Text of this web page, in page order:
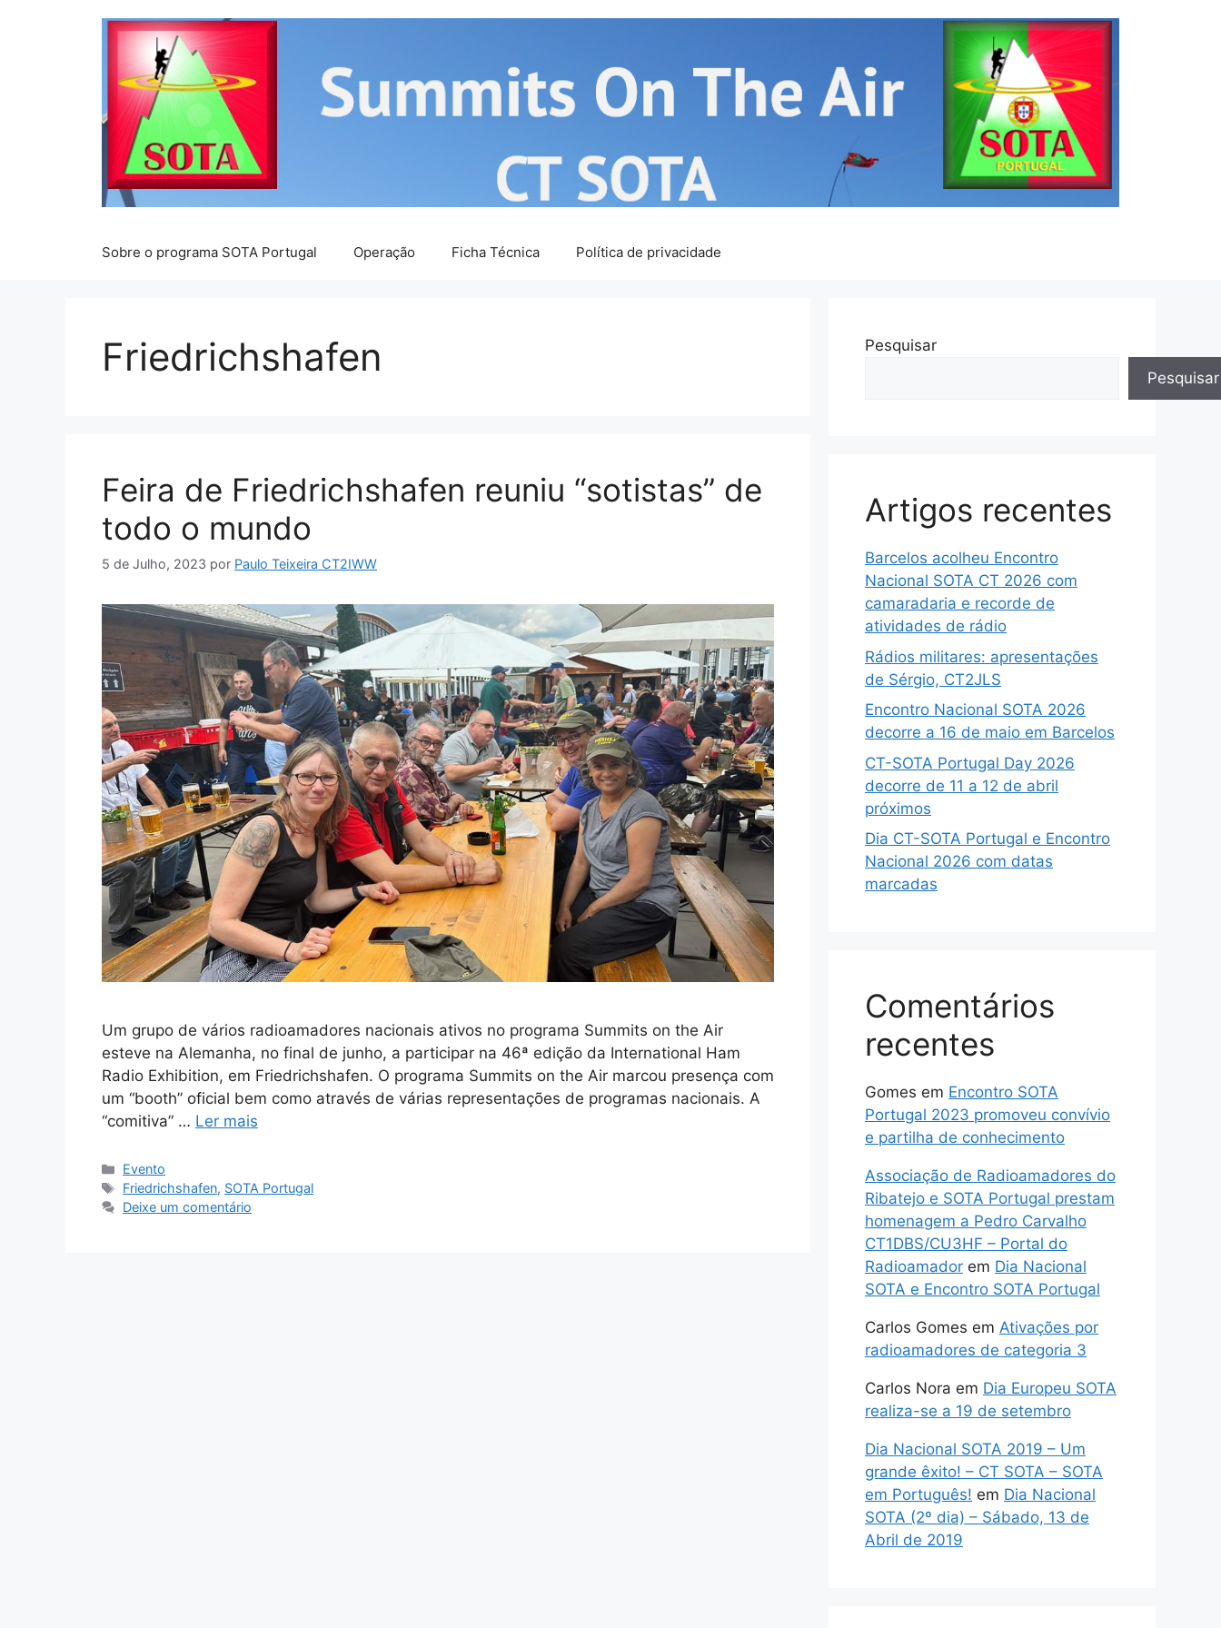
Sobre o programa SOTA Portugal Operação Ficha Técnica Política de privacidade
Friedrichshafen
Feira de Friedrichshafen reuniu “sotistas” de
todo o mundo
5 de Julho, 2023 por Paulo Teixeira CT2IWW
Um grupo de vários radioamadores nacionais ativos no programa Summits on the Air
esteve na Alemanha, no final de junho, a participar na 46ª edição da International Ham
Radio Exhibition, em Friedrichshafen. O programa Summits on the Air marcou presença com
um “booth” oficial bem como através de várias representações de programas nacionais. A
“comitiva” … Ler mais
Categorias
Evento
Etiquetas
Friedrichshafen, SOTA Portugal
Deixe um comentário
Pesquisar
Pesquisar
Artigos recentes
Barcelos acolheu Encontro
Nacional SOTA CT 2026 com
camaradaria e recorde de
atividades de rádio
Rádios militares: apresentações
de Sérgio, CT2JLS
Encontro Nacional SOTA 2026
decorre a 16 de maio em Barcelos
CT-SOTA Portugal Day 2026
decorre de 11 a 12 de abril
próximos
Dia CT-SOTA Portugal e Encontro
Nacional 2026 com datas
marcadas
Comentários
recentes
Gomes em Encontro SOTA
Portugal 2023 promoveu convívio
e partilha de conhecimento
Associação de Radioamadores do
Ribatejo e SOTA Portugal prestam
homenagem a Pedro Carvalho
CT1DBS/CU3HF – Portal do
Radioamador em Dia Nacional
SOTA e Encontro SOTA Portugal
Carlos Gomes em Ativações por
radioamadores de categoria 3
Carlos Nora em Dia Europeu SOTA
realiza-se a 19 de setembro
Dia Nacional SOTA 2019 – Um
grande êxito! – CT SOTA – SOTA
em Português! em Dia Nacional
SOTA (2º dia) – Sábado, 13 de
Abril de 2019